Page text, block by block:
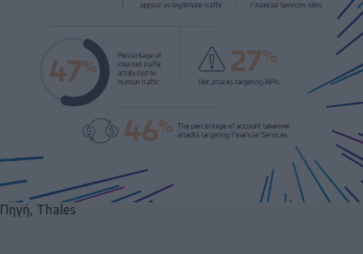
Πηγή, Thales